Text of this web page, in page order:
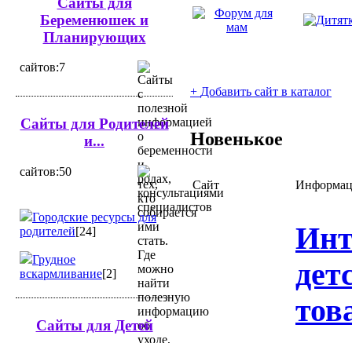
Беременюшек и
Планирующих
cайтов:7
Сайты для Родителей
и...
cайтов:50
Городские ресурсы для
родителей[24]
Грудное
вскармливание[2]
Сайты для Детей
+ Добавить сайт в каталог
Новенькое
Сайт